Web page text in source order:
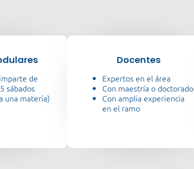
de
sábados
una materia)
Docentes
Expertos en el área
Con maestría o doctorado
Con amplia experiencia
en el ramo